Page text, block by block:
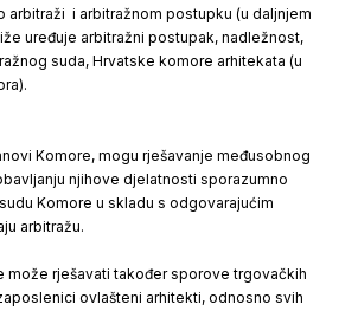
arbitraži i arbitražnom postupku (u daljnjem
uređuje arbitražni postupak, nadležnost,
suda, Hrvatske komore arhitekata (u
Komore, mogu rješavanje međusobnog
njihove djelatnosti sporazumno
Komore u skladu s odgovarajućim
arbitražu.
može rješavati također sporove trgovačkih
ovlašteni arhitekti, odnosno svih